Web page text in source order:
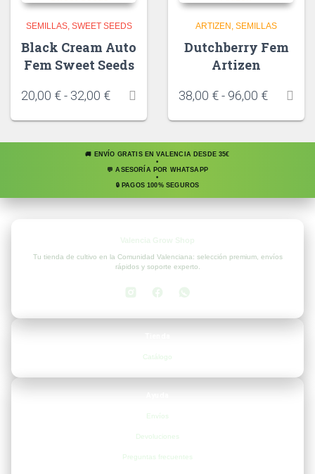
SEMILLAS SWEET SEEDS
Black Cream Auto
Fem Sweet Seeds
20,00 €- 32,00 €
ARTIZEN SEMILLAS
Dutchberry Fem
Artizen
38,00 €- 96,00 €
🚚 ENVÍO GRATIS EN VALENCIA DESDE 35€
•
💬 ASESORÍA POR WHATSAPP
•
🔒 PAGOS 100% SEGUROS
Tu tienda de cultivo en la Comunidad Valenciana: selección premium, envíos
rápidos y soporte experto.
Catálogo
Envíos
Devoluciones
Preguntas frecuentes